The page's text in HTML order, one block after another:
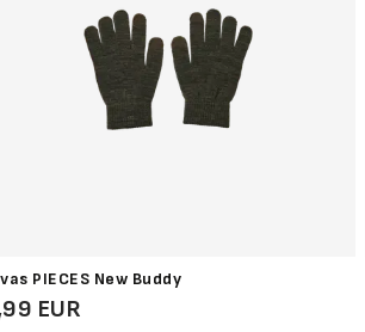
PIECES New Buddy
EUR